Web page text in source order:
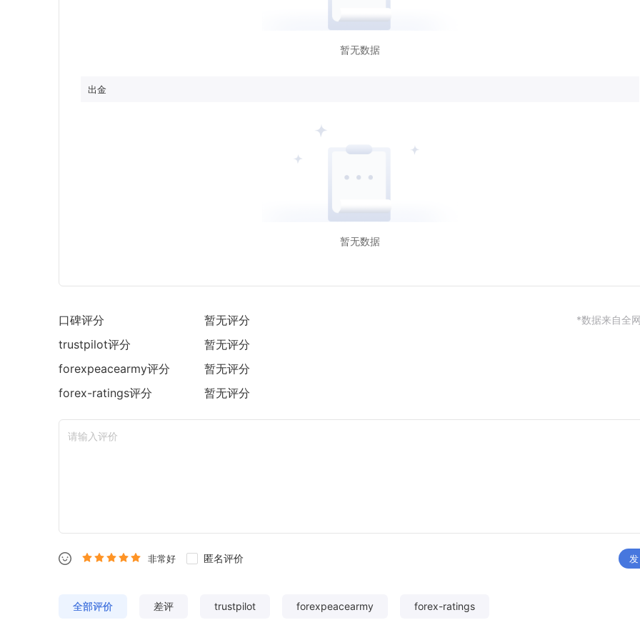
暂无数据
出金
暂无数据
口碑评分 暂无评分 *数据来自全
trustpilot评分
暂无评分
forexpeacearmy评分
暂无评分
forex-ratings评分 暂无评分
非常好 匿名评价
全部评价 差评 trustpilot forexpeacearmy forex-ratings